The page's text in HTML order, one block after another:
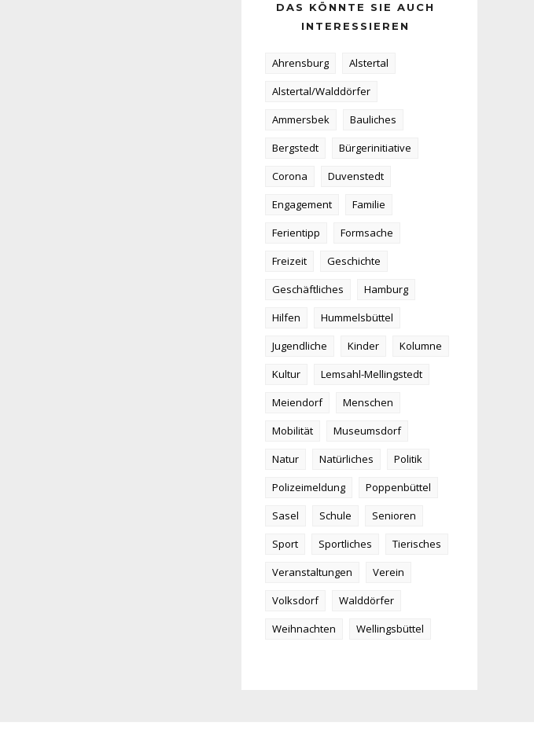
DAS KÖNNTE SIE AUCH
INTERESSIEREN
Ahrensburg
Alstertal
Alstertal/Walddörfer
Ammersbek
Bauliches
Bergstedt
Bürgerinitiative
Corona
Duvenstedt
Engagement
Familie
Ferientipp
Formsache
Freizeit
Geschichte
Geschäftliches
Hamburg
Hilfen
Hummelsbüttel
Jugendliche
Kinder
Kolumne
Kultur
Lemsahl-Mellingstedt
Meiendorf
Menschen
Mobilität
Museumsdorf
Natur
Natürliches
Politik
Polizeimeldung
Poppenbüttel
Sasel
Schule
Senioren
Sport
Sportliches
Tierisches
Veranstaltungen
Verein
Volksdorf
Walddörfer
Weihnachten
Wellingsbüttel